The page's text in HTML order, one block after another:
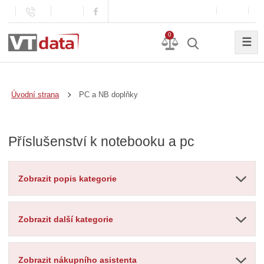
0
☰
Úvodní strana PC a NB doplňky
Příslušenství k notebooku a pc
Zobrazit popis kategorie
Zobrazit další kategorie
Zobrazit nákupního asistenta